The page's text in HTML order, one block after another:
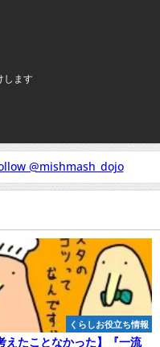
します
@mishmash_dojo
くらしお役立ち情報
えたことなかった】『一流